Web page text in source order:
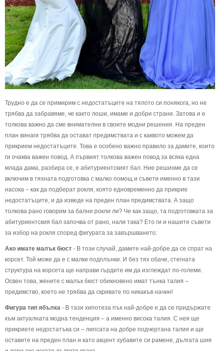
Трудно е да се примирим с недостатъците на тялото си понякога, но не
трябва да забравяме, че както лоши, имаме и добри страни. Затова и е
толкова важно да сме внимателни в своите модни решения. На преден
план винаги трябва да остават предимствата и с каквото можем да
прикрием недостатъците. Това е особено важно правило за дамите, които
ги очаква важен повод. А първият толкова важен повод за всяка една
млада дама, разбира се, е абитуриентският бал. Ние решихме да се
включим в тяхната подготовка с малко помощ и съвети именно в тази
насока – как да подберат рокля, която едновременно да прикрие
недостатъците, и да изведе на преден план предимствата. А защо
толкова рано говорим за бални рокли ли? Че как защо, та подготовката за
абитуриентския бал започва от рано, нали така? Ето ги и нашите съвети
за избор на рокля според фигурата за завършването:
Ако имате малък бюст - В този случай, дамите най-добре да се спрат на
корсет. Той може да е с малки подплънки. И без тях обаче, стегната
структура на корсета ще направи гърдите им да изглеждат по-големи.
Освен това, жените с малък бюст обикновено имат тънка талия –
предимство, което не трябва да скривате по никакъв начин!
Фигура тип ябълка - В тази хипотеза пък най-добре е да се придържате
към актуалната модна тенденция – а именно висока талия. С нея ще
прикриете недостатъка си – липсата на добре подчертана талия и ще
оставите на преден план и като акцент хубавите си рамене, дългата шия